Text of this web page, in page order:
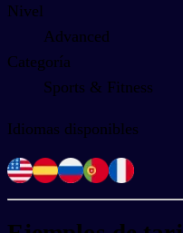
Nivel
Advanced
Categoría
Sports & Fitness
Idiomas disponibles